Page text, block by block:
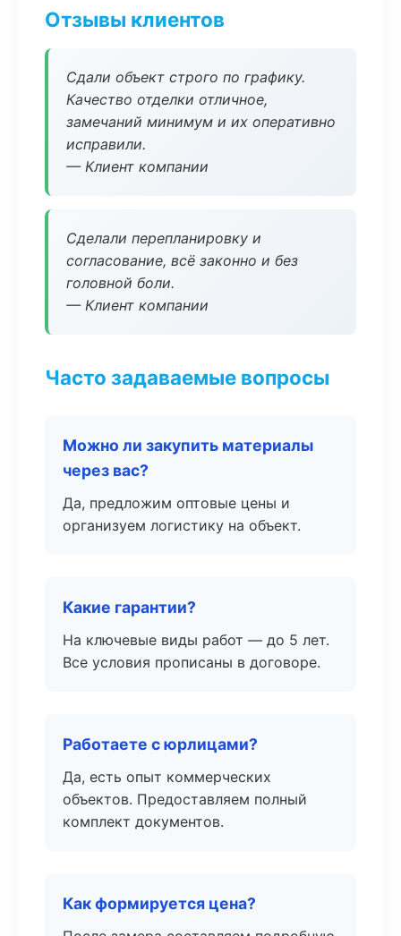
Отзывы клиентов
Сдали объект строго по графику.
Качество отделки отличное,
замечаний минимум и их оперативно
исправили.
— Клиент компании
Сделали перепланировку и
согласование, всё законно и без
головной боли.
— Клиент компании
Часто задаваемые вопросы
Можно ли закупить материалы
через вас?
Да, предложим оптовые цены и
организуем логистику на объект.
Какие гарантии?
На ключевые виды работ — до 5 лет.
Все условия прописаны в договоре.
Работаете с юрлицами?
Да, есть опыт коммерческих
объектов. Предоставляем полный
комплект документов.
Как формируется цена?